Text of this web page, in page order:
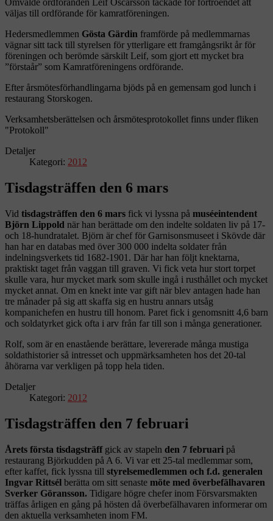
Omvalde ordföranden Leif Oscarsson tackade för förtroendet att
väljas till ordförande för kamratföreningen.
Hedersmedlemmen Gösta Gärdin framförde på medlemmarnas
vägnar sitt tack till styrelsen för ytterligare ett framgångsrikt år för
föreningen och berömde särskilt Leif, som gjort ett mycket bra
”förstaår” som Kamratföreningens ordförande.
Efter årsmötesförhandlingarna bjöds på en gemensam god lunch i
restaurang Storskogen.
Verksamhetsberättelsen och årsmötesprotokollet finns under fliken
"Protokoll"
Detaljer
Kategori: 2012
Tisdagsträffen den 6 mars
Vid tisdagsträffen den 6 mars fick vi lyssna på muséeintendent
Björn Lippold när han berättade om den indelte soldaten liv på 17-
och 18-hundratalet. Björn är chef för Garnisonsmuseet i Skövde där
han har en databas med över 300 000 indelta soldater från
indelningsverkets tid 1682-1901. Där har han följt knektarna,
praktiskt taget från vaggan till graven. Vi fick veta hur stort torpet
skulle vara, hur mycket mark som skulle ingå i rusthållet och mycket
mycket annat. Om en knekt inte var gift när blev antagen hade han
tre månader på sig att skaffa sig en hustru annars utsåg
kompanichefen en hustru till honom. Paret fick i genomsnitt 4,6 barn
och soldatyrket gick ofta i arv från far till son i många generationer.
Rolf, som är en enastående berättare, levererade många mustiga
soldathistorier så intresset och uppmärksamheten hos det 20-tal
åhörarna var verkligen på topp hela tiden.
Detaljer
Kategori: 2012
Tisdagsträffen den 7 februari
Årets första tisdagsträffgick av stapeln den 7 februari på
restaurang Björkudden på A 6. Vi var ett 25-tal medlemmar som,
efter kaffet, fick lyssna till styrelsemedlemmen och f.d. generalen
Ingvar Rittsél berätta om sitt senaste möte med överbefälhavaren
Sverker Göransson. Tidigare högre chefer inom Försvarsmakten
träffas årligen en gång på hösten då överbefälhavaren informerar om
den aktuella verksamheten inom FM.